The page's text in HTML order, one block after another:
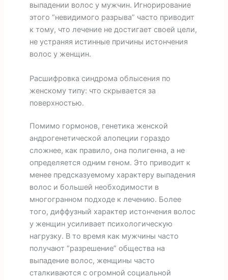
выпадении волос у мужчин. Игнорирование
этого “невидимого разрыва” часто приводит
к тому, что лечение не достигает своей цели,
не устраняя истинные причины истончения
волос у женщин.
Расшифровка синдрома облысения по
женскому типу: что скрывается за
поверхностью.
Помимо гормонов, генетика женской
андрогенетической алопеции гораздо
сложнее, как правило, она полигенна, а не
определяется одним геном. Это приводит к
менее предсказуемому характеру выпадения
волос и большей необходимости в
многогранном подходе к лечению. Более
того, диффузный характер истончения волос
у женщин усиливает психологическую
нагрузку. В то время как мужчины часто
получают “разрешение” общества на
выпадение волос, женщины часто
сталкиваются с огромной социальной